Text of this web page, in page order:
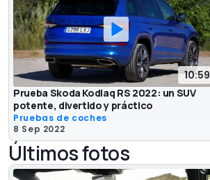
10:59
Prueba Skoda Kodiaq RS 2022: un SUV
potente, divertido y práctico
Pruebas de coches
8 Sep 2022
Últimos fotos